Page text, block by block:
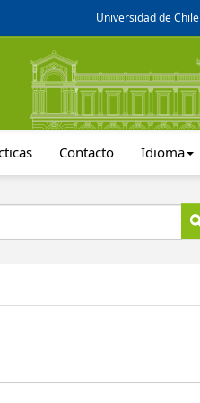
Universidad de Chile
Contacto Idioma